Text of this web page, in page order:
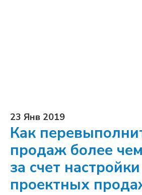
23 Янв 2019
Как
продаж более
за счет настройки
проектных